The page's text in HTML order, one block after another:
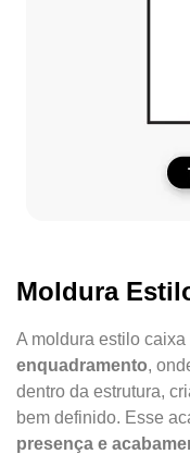
Moldura
A moldura estilo caixa
enquadramento,
dentro da estrutura,
bem definido. Esse
presença e